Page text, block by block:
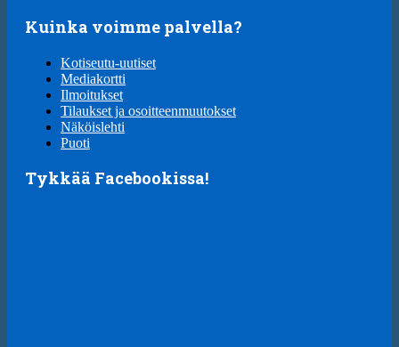
Kuinka voimme palvella?
Kotiseutu-uutiset
Mediakortti
Ilmoitukset
Tilaukset ja osoitteenmuutokset
Näköislehti
Puoti
Tykkää Facebookissa!